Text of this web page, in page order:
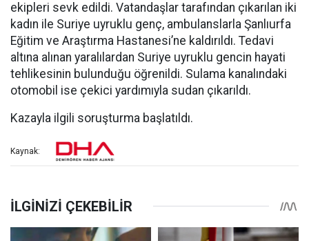
ekipleri sevk edildi. Vatandaşlar tarafından çıkarılan iki
kadın ile Suriye uyruklu genç, ambulanslarla Şanlıurfa
Eğitim ve Araştırma Hastanesi’ne kaldırıldı. Tedavi
altına alınan yaralılardan Suriye uyruklu gencin hayati
tehlikesinin bulunduğu öğrenildi. Sulama kanalındaki
otomobil ise çekici yardımıyla sudan çıkarıldı.
Kazayla ilgili soruşturma başlatıldı.
Kaynak: